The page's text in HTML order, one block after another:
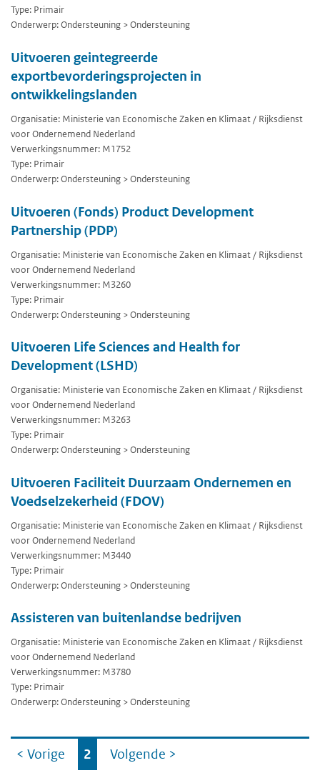
Type: Primair
Onderwerp: Ondersteuning > Ondersteuning
Uitvoeren geintegreerde
exportbevorderingsprojecten in
ontwikkelingslanden
Organisatie: Ministerie van Economische Zaken en Klimaat / Rijksdienst
voor Ondernemend Nederland
Verwerkingsnummer: M1752
Type: Primair
Onderwerp: Ondersteuning > Ondersteuning
Uitvoeren (Fonds) Product Development
Partnership (PDP)
Organisatie: Ministerie van Economische Zaken en Klimaat / Rijksdienst
voor Ondernemend Nederland
Verwerkingsnummer: M3260
Type: Primair
Onderwerp: Ondersteuning > Ondersteuning
Uitvoeren Life Sciences and Health for
Development (LSHD)
Organisatie: Ministerie van Economische Zaken en Klimaat / Rijksdienst
voor Ondernemend Nederland
Verwerkingsnummer: M3263
Type: Primair
Onderwerp: Ondersteuning > Ondersteuning
Uitvoeren Faciliteit Duurzaam Ondernemen en
Voedselzekerheid (FDOV)
Organisatie: Ministerie van Economische Zaken en Klimaat / Rijksdienst
voor Ondernemend Nederland
Verwerkingsnummer: M3440
Type: Primair
Onderwerp: Ondersteuning > Ondersteuning
Assisteren van buitenlandse bedrijven
Organisatie: Ministerie van Economische Zaken en Klimaat / Rijksdienst
voor Ondernemend Nederland
Verwerkingsnummer: M3780
Type: Primair
Onderwerp: Ondersteuning > Ondersteuning
Ga
naar
< Vorige 2 Volgende >